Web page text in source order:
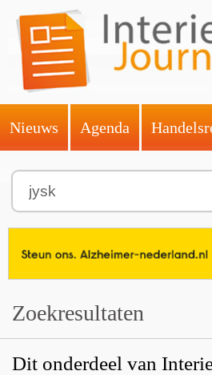
Nieuws Agenda
Zoekresultaten
Dit onderdeel van